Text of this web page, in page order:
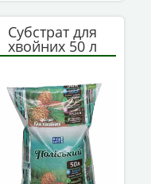
Субстрат для
хвойних 50 л